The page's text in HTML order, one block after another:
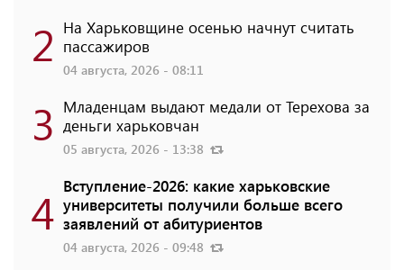
2 На Харьковщине осенью начнут считать
пассажиров
04 августа, 2026 - 08:11
3 Младенцам выдают медали от Терехова за
деньги харьковчан
05 августа, 2026 - 13:38
4 Вступление-2026: какие харьковские
университеты получили больше всего
заявлений от абитуриентов
04 августа, 2026 - 09:48